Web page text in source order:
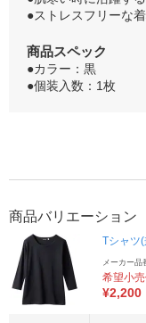
●ストレスフリーな着
商品スペック
●カラー：黒
●個装入数：1枚
商品バリエーション
Tシャツ
メーカー品
希望小
¥2,200